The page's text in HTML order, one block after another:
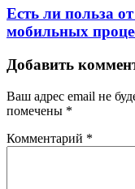
Есть ли польза
мобильных
Добавить
Ваш адрес email не
помечены *
Комментарий *